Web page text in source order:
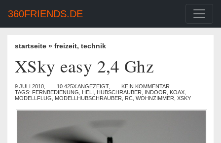
360FRIENDS.DE
startseite » freizeit, technik
XSky easy 2,4 Ghz
9 JULI 2010, 10.425X ANGEZEIGT,
KEIN KOMMENTAR
TAGS: FERNBEDIENUNG HELI HUBSCHRAUBER INDOOR KOAX
MODELLFLUG
MODELLHUBSCHRAUBER RC WOHNZIMMER XSKY